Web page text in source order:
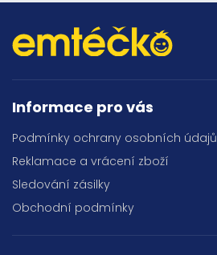
Informace pro vás
Podmínky ochrany osobních údajů
Reklamace a vrácení zboží
Sledování zásilky
Obchodní podmínky